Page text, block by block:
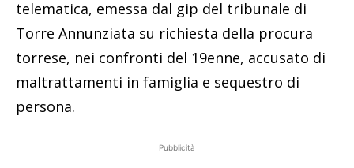
telematica, emessa dal gip del tribunale di
Torre Annunziata su richiesta della procura
torrese, nei confronti del 19enne, accusato di
maltrattamenti in famiglia e sequestro di
persona.
Pubblicità